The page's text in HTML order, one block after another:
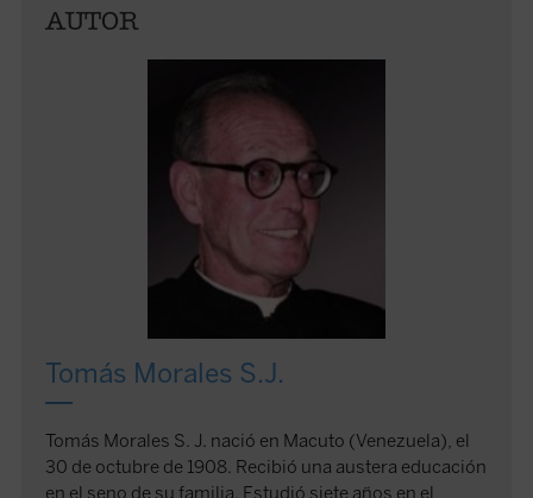
AUTOR
Tomás Morales S.J.
Tomás Morales S. J. nació en Macuto (Venezuela), el
30 de octubre de 1908. Recibió una austera educación
en el seno de su familia. Estudió siete años en el